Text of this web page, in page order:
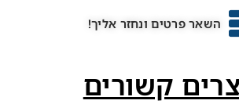
השאר פרטים ונחזר אליך!
קשורים